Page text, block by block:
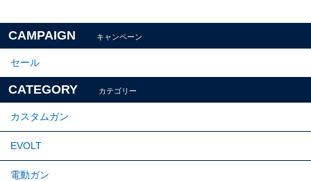
CAMPAIGN キャンペーン
セール
CATEGORY カテゴリー
カスタムガン
EVOLT
電動ガン